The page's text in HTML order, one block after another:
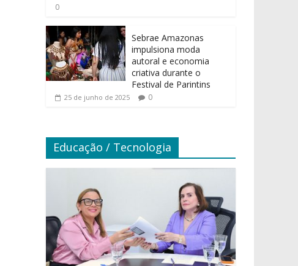
0
Sebrae Amazonas
impulsiona moda
autoral e economia
criativa durante o
Festival de Parintins
25 de junho de 2025 0
Educação / Tecnologia